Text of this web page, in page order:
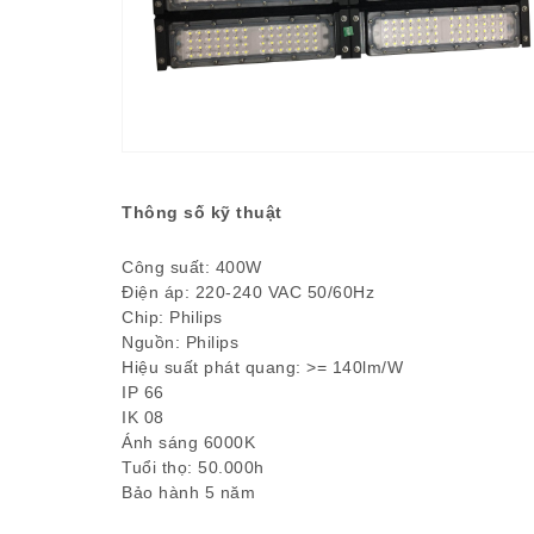
Thông số kỹ thuật
Công suất: 400W
Điện áp: 220-240 VAC 50/60Hz
Chip: Philips
Nguồn: Philips
Hiệu suất phát quang: >= 140lm/W
IP 66
IK 08
Ánh sáng 6000K
Tuổi thọ: 50.000h
Bảo hành 5 năm